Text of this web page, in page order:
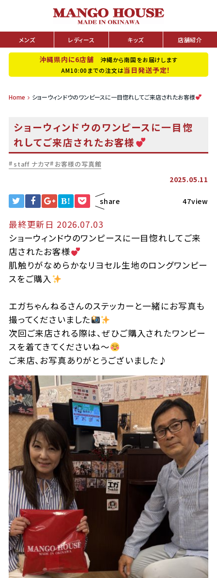
メンズ レディース キッズ 店舗紹介
沖縄県内に6店舗 沖縄から南国をお届けします
AM10:00までの注文は当日発送予定！
Home ショーウィンドウのワンピースに一目惚れしてご来店されたお客様
ショーウィンドウのワンピースに一目惚
れしてご来店されたお客様
staff ナカマ お客様の写真館
2025.05.11
B! share 47view
最終更新日 2026.07.03
ショーウィンドウのワンピースに一目惚れしてご来
店されたお客様
肌触りがなめらかなリヨセル生地のロングワンピー
スをご購入
エガちゃんねるさんのステッカーと一緒にお写真も
撮ってくださいました
次回ご来店される際は、ぜひご購入されたワンピー
スを着てきてくださいね〜
ご来店、お写真ありがとうございました♪